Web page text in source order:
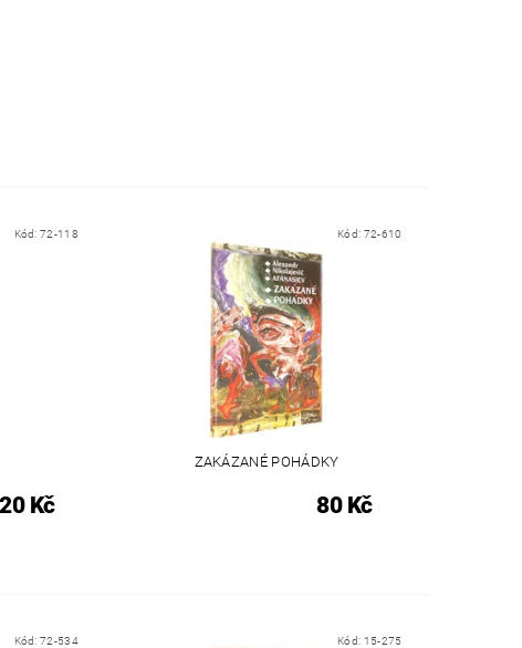
Kód:72-118
Kč
Kód: 72-610
ZAKÁZANÉ POHÁDKY
80 Kč
Kód:72-534 Kód: 15-275